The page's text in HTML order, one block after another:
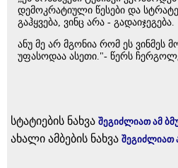
დემოკრატიული წესები და
გაჰყვება, ვინც არა - გადაიჯეგება.
ანუ მე არ მგონია რომ ეს ვინმეს
უფასოდაა ასეთი."- წერს
სტატიების ნახვა შეგიძლიათ ამ
ახალი ამბების ნახვა შეგიძლიათ